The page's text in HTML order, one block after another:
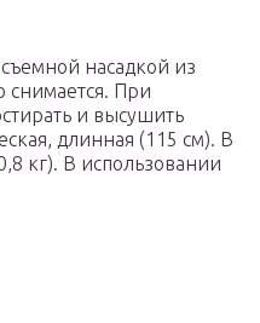
насадкой из
снимается. При
и высушить
длинная (115 см). В
кг). В использовании